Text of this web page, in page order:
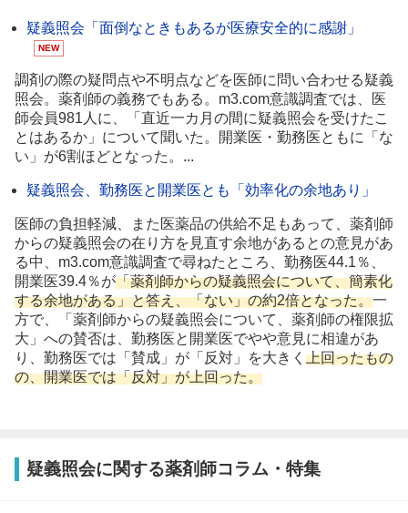
疑義照会「面倒なときもあるが医療安全的に感謝」
NEW
調剤の際の疑問点や不明点などを医師に問い合わせる疑義
照会。薬剤師の義務でもある。m3.com意識調査では、医
師会員981人に、「直近一カ月の間に疑義照会を受けたこ
とはあるか」について聞いた。開業医・勤務医ともに「な
い」が6割ほどとなった。...
疑義照会、勤務医と開業医とも「効率化の余地あり」
医師の負担軽減、また医薬品の供給不足もあって、薬剤師
からの疑義照会の在り方を見直す余地があるとの意見があ
る中、m3.com意識調査で尋ねたところ、勤務医44.1％、
開業医39.4％が「薬剤師からの疑義照会について、簡素化
する余地がある」と答え、「ない」の約2倍となった。一
方で、「薬剤師からの疑義照会について、薬剤師の権限拡
大」への賛否は、勤務医と開業医でやや意見に相違があ
り、勤務医では「賛成」が「反対」を大きく 上回ったもの
の、開業医では「反対」が上回った。
疑義照会に関する薬剤師コラム・特集